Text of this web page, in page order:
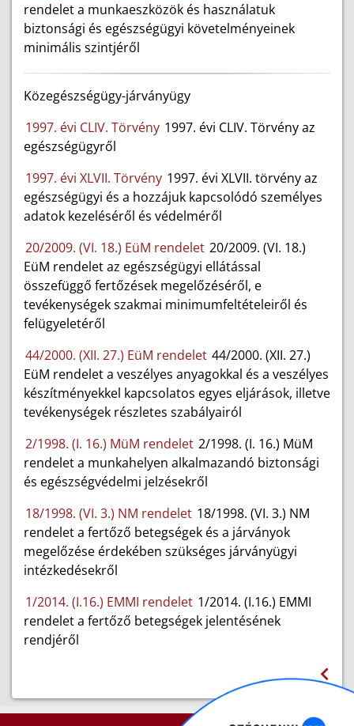
rendelet a munkaeszközök és használatuk
biztonsági és egészségügyi követelményeinek
minimális szintjéről
Közegészségügy-járványügy
1997. évi CLIV. Törvény 1997. évi CLIV. Törvény az
egészségügyről
1997. évi XLVII. Törvény 1997. évi XLVII. törvény az
egészségügyi és a hozzájuk kapcsolódó személyes
adatok kezeléséről és védelméről
20/2009. (VI. 18.) EüM rendelet 20/2009. (VI. 18.)
EüM rendelet az egészségügyi ellátással
összefüggő fertőzések megelőzéséről, e
tevékenységek szakmai minimumfeltételeiről és
felügyeletéről
44/2000. (XII. 27.) EüM rendelet 44/2000. (XII. 27.)
EüM rendelet a veszélyes anyagokkal és a veszélyes
készítményekkel kapcsolatos egyes eljárások, illetve
tevékenységek részletes szabályairól
2/1998. (I. 16.) MüM rendelet 2/1998. (I. 16.) MüM
rendelet a munkahelyen alkalmazandó biztonsági
és egészségvédelmi jelzésekről
18/1998. (VI. 3.) NM rendelet 18/1998. (VI. 3.) NM
rendelet a fertőző betegségek és a járványok
megelőzése érdekében szükséges járványügyi
intézkedésekről
1/2014. (I.16.) EMMI rendelet 1/2014. (I.16.) EMMI
rendelet a fertőző betegségek jelentésének
rendjéről